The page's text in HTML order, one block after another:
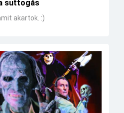
suttogás
akartok. :)